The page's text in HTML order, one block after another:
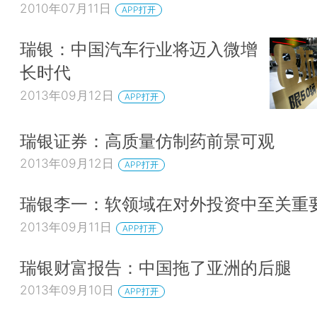
2010年07月11日 APP打开
瑞银：中国汽车行业将迈入微增
长时代
2013年09月12日 APP打开
瑞银证券：高质量仿制药前景可观
2013年09月12日 APP打开
瑞银李一：软领域在对外投资中至关重
2013年09月11日 APP打开
瑞银财富报告：中国拖了亚洲的后腿
2013年09月10日 APP打开